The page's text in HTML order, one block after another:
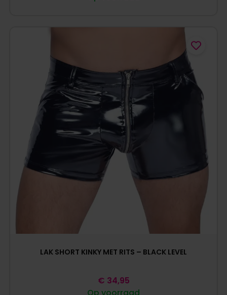
LAK SHORT KINKY MET RITS – BLACK LEVEL
Op voorraad
€ 34,95